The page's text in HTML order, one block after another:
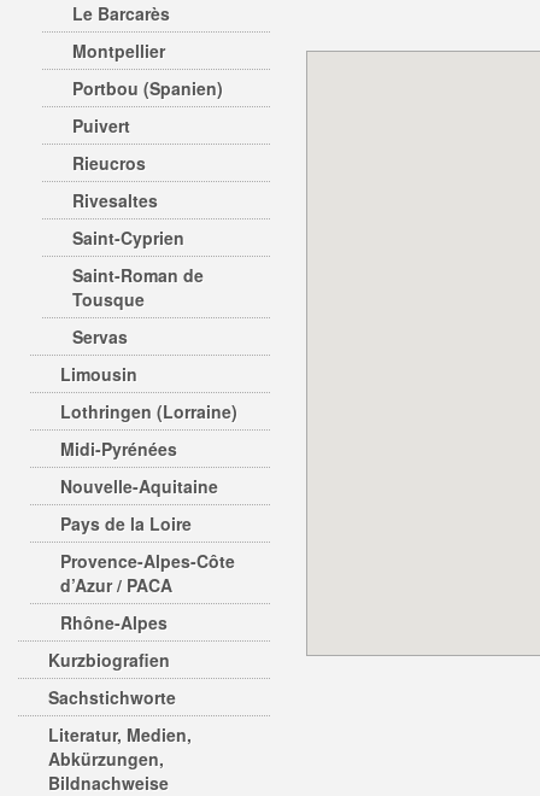
Le Barcarès
Montpellier
Portbou (Spanien)
Puivert
Rieucros
Rivesaltes
Saint-Cyprien
Saint-Roman de
Tousque
Servas
Limousin
Lothringen (Lorraine)
Midi-Pyrénées
Nouvelle-Aquitaine
Pays de la Loire
Provence-Alpes-Côte
d’Azur / PACA
Rhône-Alpes
Kurzbiografien
Sachstichworte
Literatur, Medien,
Abkürzungen,
Bildnachweise